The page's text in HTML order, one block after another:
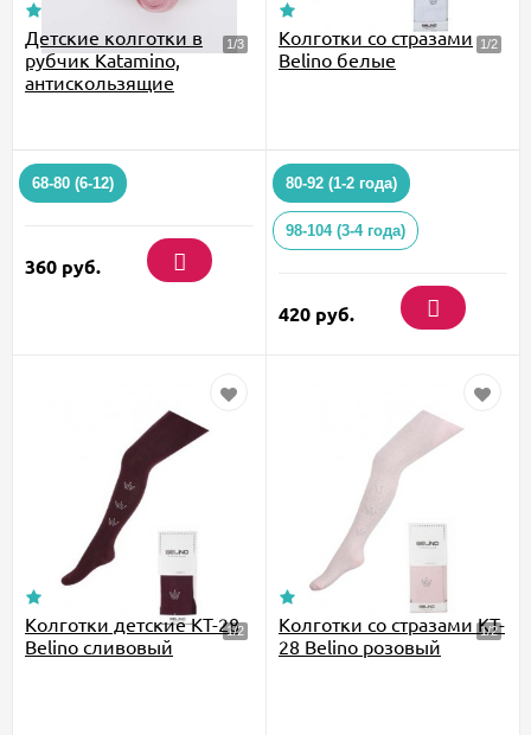
Детские колготки в
рубчик Katamino,
антискользящие
68-80 (6-12)
360 руб.
Колготки со стразами
Belino белые
80-92 (1-2 года)
98-104 (3-4 года)
420 руб.
Колготки детские KT-28
Belino сливовый
Колготки со стразами KT-
28 Belino розовый